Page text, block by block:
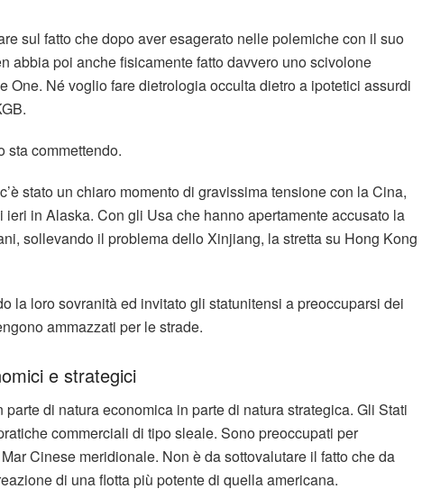
sul fatto che dopo aver esagerato nelle polemiche con il suo
abbia poi anche fisicamente fatto davvero uno scivolone
One. Né voglio fare dietrologia occulta dietro a ipotetici assurdi
sta commettendo.
stato un chiaro momento di gravissima tensione con la Cina,
in Alaska. Con gli Usa che hanno apertamente accusato la
sollevando il problema dello Xinjiang, la stretta su Hong Kong
la loro sovranità ed invitato gli statunitensi a preoccuparsi dei
ammazzati per le strade.
e strategici
di natura economica in parte di natura strategica. Gli Stati
commerciali di tipo sleale. Sono preoccupati per
Cinese meridionale. Non è da sottovalutare il fatto che da
di una flotta più potente di quella americana.